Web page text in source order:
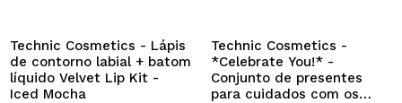
compras rapidamente, verificar o estado das suas
encomendas e consultar as suas operações anteriores.
Technic Cosmetics - Lápis
de contorno labial + batom
líquido Velvet Lip Kit -
Iced Mocha
Technic Cosmetics -
*Celebrate You!* -
Conjunto de presentes
para cuidados com os